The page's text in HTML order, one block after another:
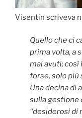
Visentin scriveva
Quello che ci
prima volta, a
mai avuti; così
forse, solo più
Una decina di
sulla gestione
“desiderosi di